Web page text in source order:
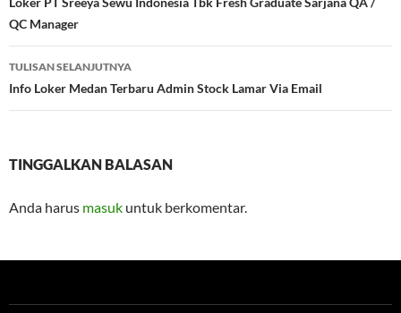
QC Manager
TULISAN SELANJUTNYA
Info Loker Medan Terbaru Admin Stock Lamar Via Email
TINGGALKAN BALASAN
Anda harus masuk untuk berkomentar.